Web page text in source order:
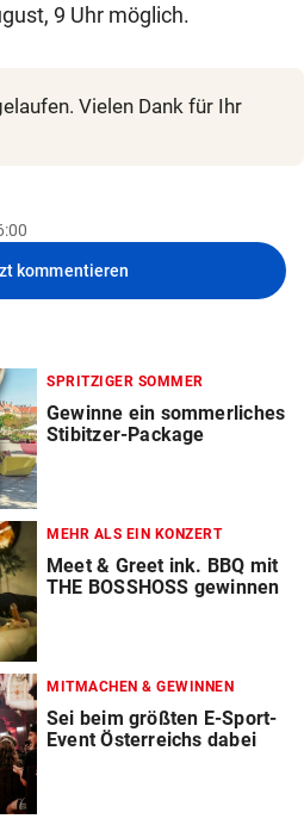
9 Uhr möglich.
Vielen Dank für Ihr
kommentieren
SPRITZIGER SOMMER
Gewinne ein sommerliches
Stibitzer-Package
MEHR ALS EIN KONZERT
Meet & Greet ink. BBQ mit
THE BOSSHOSS gewinnen
MITMACHEN & GEWINNEN
Sei beim größten E-Sport-
Event Österreichs dabei